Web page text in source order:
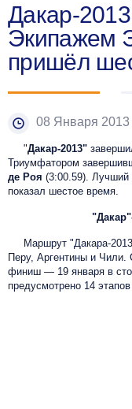
Дакар-
Экипажем
пришёл
08 Января 2013
"Дакар-2013"
Триумфатором
де Роя (3:00.59).
показал шестое время.
Маршрут "Дакара-
Перу, Аргентины и Чили.
финиш — 19 января в
предусмотрено 14